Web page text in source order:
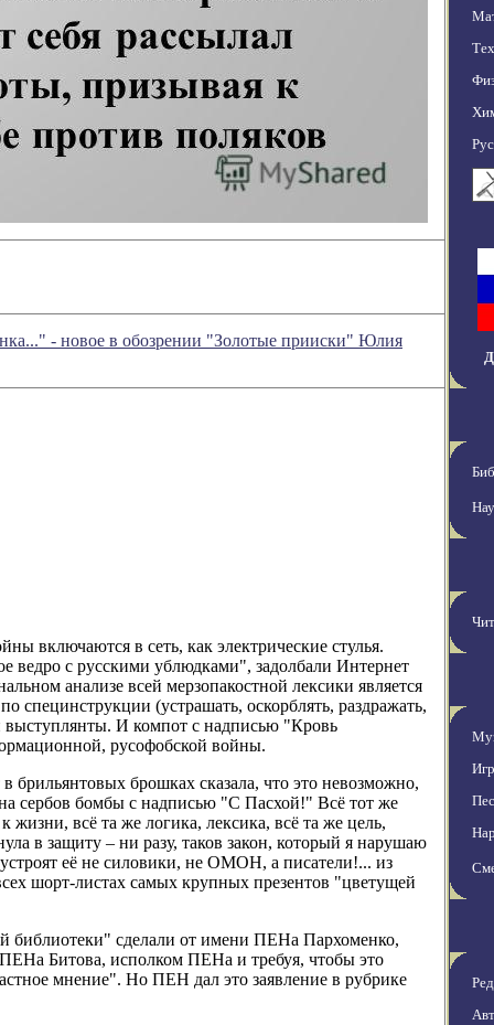
- новое в обозрении "Золотые прииски" Юлия
включаются в сеть, как электрические стулья.
ведро с русскими ублюдками", задолбали Интернет
анализе всей мерзопакостной лексики является
(устрашать, оскорблять, раздражать,
выступлянты. И компот с надписью "Кровь
русофобской войны.
брильянтовых брошках сказала, что это невозможно,
сербов бомбы с надписью "С Пасхой!" Всё тот же
жизни, всё та же логика, лексика, всё та же цель,
в защиту – ни разу, таков закон, который я нарушаю
устроят её не силовики, не ОМОН, а писатели!... из
шорт-листах самых крупных презентов "цветущей
библиотеки" сделали от имени ПЕНа Пархоменко,
Битова, исполком ПЕНа и требуя, чтобы это
мнение". Но ПЕН дал это заявление в рубрике